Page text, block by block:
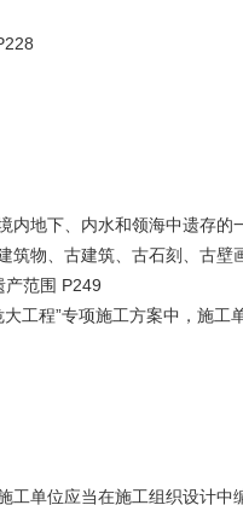
内地下、内水和领海中遗存
物、古建筑、古石刻、古
产范围 P249
工程”专项施工方案中，施
工单位应当在施工组织设计